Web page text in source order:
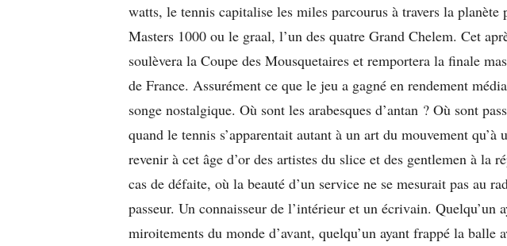
watts, le tennis capitalise les miles parcourus à travers la planète
Masters 1000 ou le graal, l’un des quatre Grand Chelem. Cet
soulèvera la Coupe des Mousquetaires et remportera la finale
de France. Assurément ce que le jeu a gagné en rendement
songe nostalgique. Où sont les arabesques d’antan ? Où sont
quand le tennis s’apparentait autant à un art du mouvement qu’à
revenir à cet âge d’or des artistes du slice et des gentlemen à la
cas de défaite, où la beauté d’un service ne se mesurait pas au
passeur. Un connaisseur de l’intérieur et un écrivain. Quelqu’un
miroitements du monde d’avant, quelqu’un ayant frappé la balle